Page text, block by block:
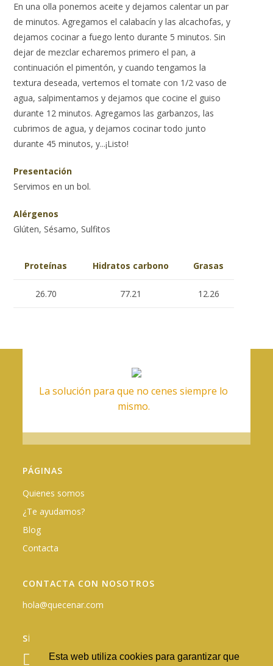
Esta web utiliza cookies para garantizar que
En una olla ponemos aceite y dejamos calentar un par
de minutos. Agregamos el calabacín y las alcachofas, y
dejamos cocinar a fuego lento durante 5 minutos. Sin
dejar de mezclar echaremos primero el pan, a
continuación el pimentón, y cuando tengamos la
textura deseada, vertemos el tomate con 1/2 vaso de
agua, salpimentamos y dejamos que cocine el guiso
durante 12 minutos. Agregamos las garbanzos, las
cubrimos de agua, y dejamos cocinar todo junto
durante 45 minutos, y...¡Listo!
Presentación
Servimos en un bol.
Alérgenos
Glúten, Sésamo, Sulfitos
Proteínas Hidratos carbono Grasas
26.70 77.21 12.26
La solución para que no cenes siempre lo
mismo.
PÁGINAS
Quienes somos
¿Te ayudamos?
Blog
Contacta
CONTACTA CON NOSOTROS
hola@quecenar.com
SÍGUENOS EN REDES